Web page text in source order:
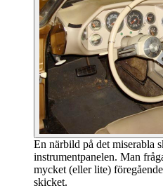
En närbild på det miserabla
instrumentpanelen. Man
mycket (eller lite)
skicket.